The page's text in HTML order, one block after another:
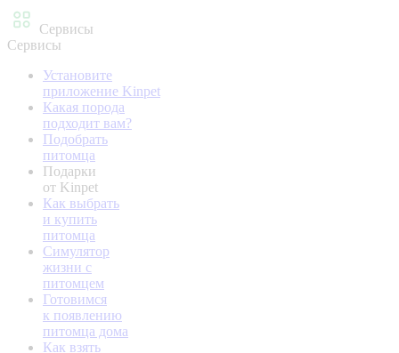
Сервисы
Сервисы
Установите
приложение Kinpet
Какая порода
подходит вам?
Подобрать
питомца
Подарки
от Kinpet
Как выбрать
и купить
питомца
Симулятор
жизни с
питомцем
Готовимся
к появлению
питомца дома
Как взять